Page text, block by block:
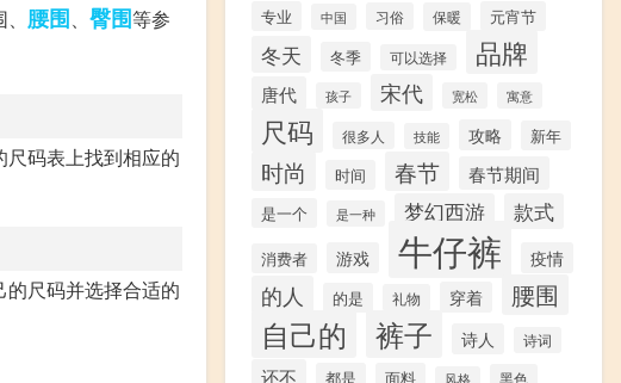
腰围、 臀围等参
码表上找到相应的
尺码并选择合适的
专业 中国 习俗 保暖 元宵节
冬天 冬季 可以选择 品牌
唐代 孩子 宋代 宽松 寓意
尺码 很多人 技能 攻略 新年
时尚 时间 春节 春节期间
是一个 是一种 梦幻西游 款式
消费者 游戏 牛仔裤 疫情
的人 的是 礼物 穿着 腰围
自己的 裤子 诗人 诗词
还不 都是 面料 风格 黑色